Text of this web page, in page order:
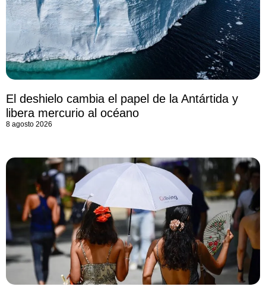
El deshielo cambia el papel de la Antártida y
libera mercurio al océano
8 agosto 2026